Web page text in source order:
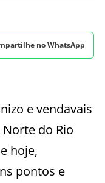
no WhatsApp
e vendavais
do Rio
hoje,
pontos e